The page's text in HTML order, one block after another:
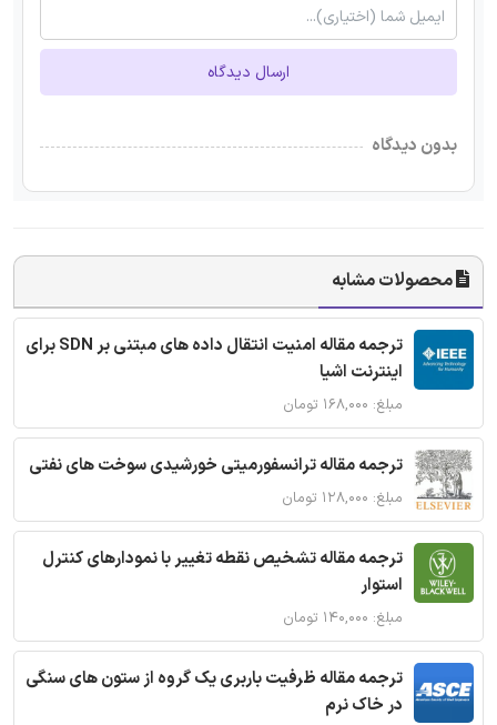
ارسال دیدگاه
بدون دیدگاه
محصولات مشابه
ترجمه مقاله امنیت انتقال داده های مبتنی بر SDN برای
اینترنت اشیا
مبلغ: ۱۶۸,۰۰۰ تومان
ترجمه مقاله ترانسفورمیتی خورشیدی سوخت های نفتی
مبلغ: ۱۲۸,۰۰۰ تومان
ترجمه مقاله تشخیص نقطه تغییر با نمودارهای کنترل
استوار
مبلغ: ۱۴۰,۰۰۰ تومان
ترجمه مقاله ظرفیت باربری یک گروه از ستون های سنگی
در خاک نرم